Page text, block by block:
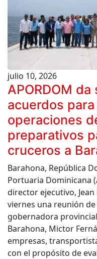
julio 10, 2026
APORDOM
acuerdos
operaciones
preparativos
cruceros a
Barahona, República
Portuaria Dominicana
director ejecutivo,
viernes una reunión
gobernadora
Barahona, Mictor
empresas,
con el propósito de